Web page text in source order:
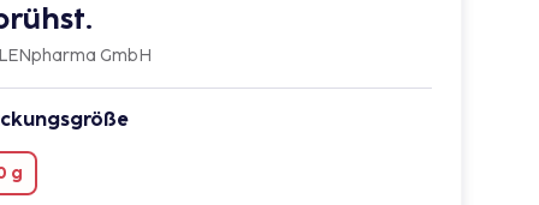
GmbH
g